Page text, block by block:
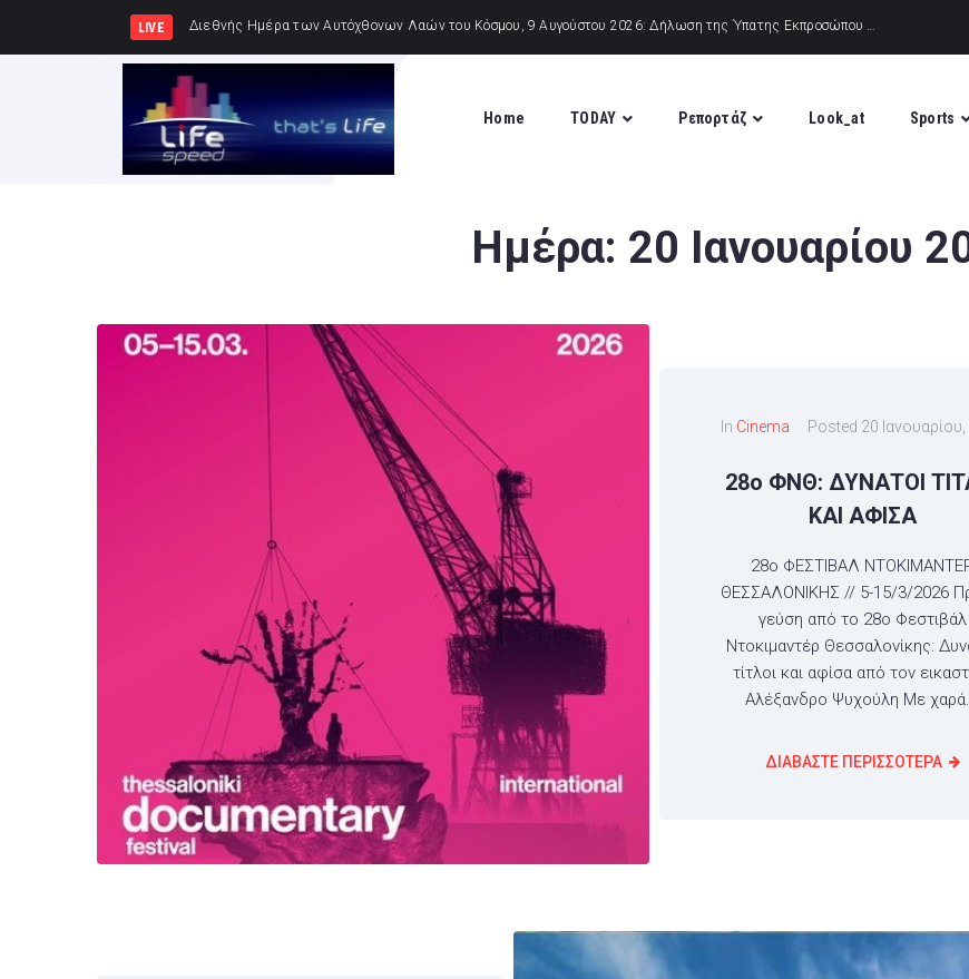
LIVE Συνελήφθησαν -3- άτομα για
Home TODAY Ρεπορτάζ Look_at Sports
Ημέρα: 20 Ιανουαρίου
In Cinema Posted 20
28ο ΦΝΘ: ΔΥΝΑΤΟΙ
ΚΑΙ ΑΦΙΣΑ
28ο ΦΕΣΤΙΒΑΛ
ΘΕΣΣΑΛΟΝΙΚΗΣ // 5-15/3/2026
γεύση από το 28ο Φεστιβάλ
Ντοκιμαντέρ Θεσσαλονίκης:
τίτλοι και αφίσα από τον
Αλέξανδρο Ψυχούλη Με
ΔΙΑΒΑΣΤΕ ΠΕΡΙΣΣΟΤΕΡΑ